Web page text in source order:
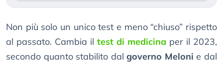
Non più solo un unico test e meno “chiuso” rispetto
al passato. Cambia il test di medicina per il 2023,
secondo quanto stabilito dalgoverno Meloni e dal